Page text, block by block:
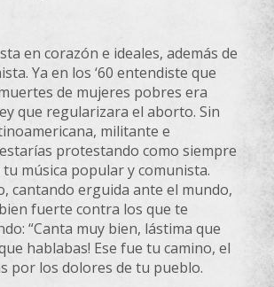
en corazón e ideales, además de
Ya en los ‘60 entendiste que
de mujeres pobres era
que regularizara el aborto. Sin
militante e
protestando como siempre
tu música popular y comunista.
cantando erguida ante el mundo,
fuerte contra los que te
“Canta muy bien, lástima que
hablabas! Ese fue tu camino, el
por los dolores de tu pueblo.